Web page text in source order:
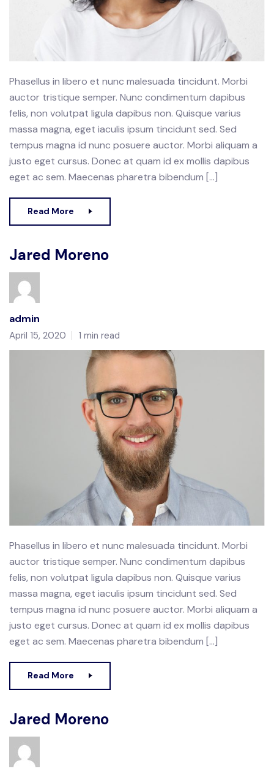
Phasellus in libero et nunc malesuada tincidunt. Morbi
auctor tristique semper. Nunc condimentum dapibus
felis, non volutpat ligula dapibus non. Quisque varius
massa magna, eget iaculis ipsum tincidunt sed. Sed
tempus magna id nunc posuere auctor. Morbi aliquam a
justo eget cursus. Donec at quam id ex mollis dapibus
eget ac sem. Maecenas pharetra bibendum […]
Read More
Jared Moreno
admin
April 15, 2020 1 min read
Phasellus in libero et nunc malesuada tincidunt. Morbi
auctor tristique semper. Nunc condimentum dapibus
felis, non volutpat ligula dapibus non. Quisque varius
massa magna, eget iaculis ipsum tincidunt sed. Sed
tempus magna id nunc posuere auctor. Morbi aliquam a
justo eget cursus. Donec at quam id ex mollis dapibus
eget ac sem. Maecenas pharetra bibendum […]
Read More
Jared Moreno